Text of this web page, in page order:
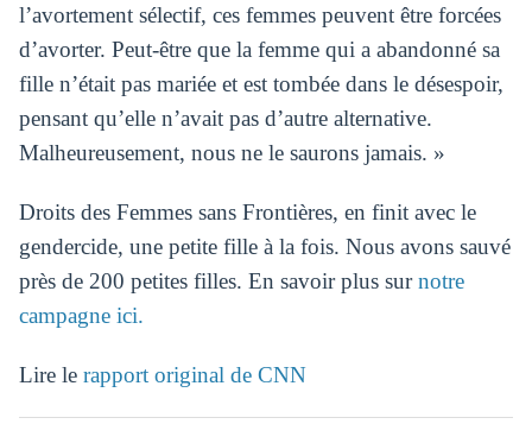
l’avortement sélectif, ces femmes peuvent être forcées
d’avorter. Peut-être que la femme qui a abandonné sa
fille n’était pas mariée et est tombée dans le désespoir,
pensant qu’elle n’avait pas d’autre alternative.
Malheureusement, nous ne le saurons jamais. »
Droits des Femmes sans Frontières, en finit avec le
gendercide, une petite fille à la fois. Nous avons sauvé
près de 200 petites filles. En savoir plus surnotre
campagne ici.
Lire le rapport original de CNN